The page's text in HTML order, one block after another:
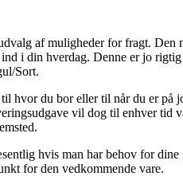
af muligheder for fragt. Den
ind i din hverdag. Denne er jo
Sort.
hvor du bor eller til når du er på
vil dog til enhver tid
hvis man har behov for
for den vedkommende vare.